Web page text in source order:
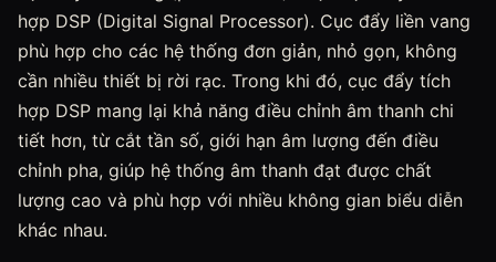
hợp DSP (Digital Signal Processor). Cục đẩy liền vang
phù hợp cho các hệ thống đơn giản, nhỏ gọn, không
cần nhiều thiết bị rời rạc. Trong khi đó, cục đẩy tích
hợp DSP mang lại khả năng điều chỉnh âm thanh chi
tiết hơn, từ cắt tần số, giới hạn âm lượng đến điều
chỉnh pha, giúp hệ thống âm thanh đạt được chất
lượng cao và phù hợp với nhiều không gian biểu diễn
khác nhau.